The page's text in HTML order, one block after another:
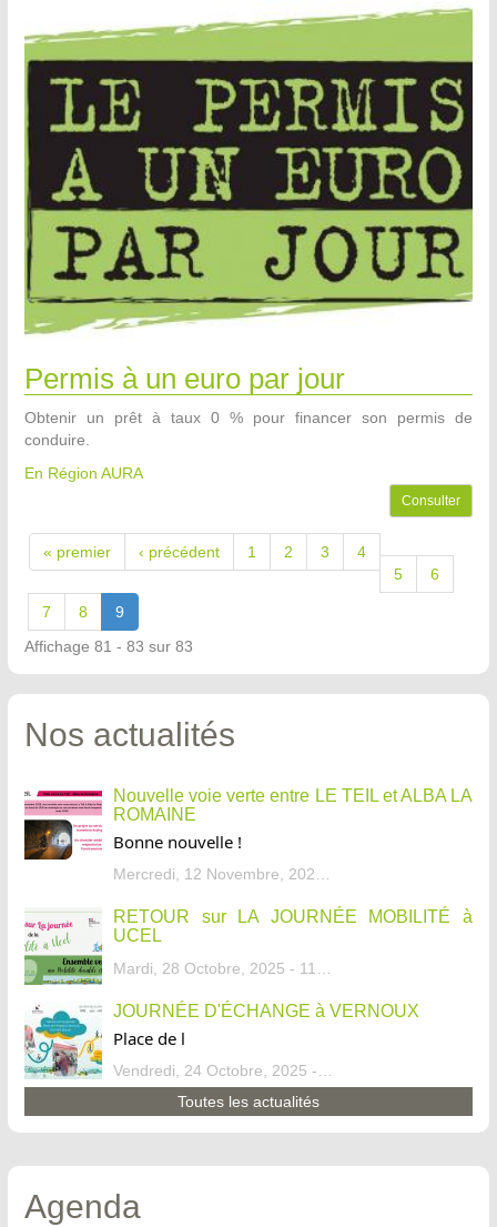
Permis à un euro par jour
Obtenir un prêt à taux 0 % pour financer son permis de
conduire.
En Région AURA
Consulter
« premier ‹ précédent 1 2 3
4
5
6
7 8
9
Affichage 81 - 83 sur 83
Nos actualités
Nouvelle voie verte entre LE TEIL et ALBA LA
ROMAINE
Bonne nouvelle !
RETOUR sur LA JOURNÉE MOBILITÉ à
UCEL
JOURNÉE D'ÉCHANGE à VERNOUX
Place de l
Toutes les actualités
Agenda